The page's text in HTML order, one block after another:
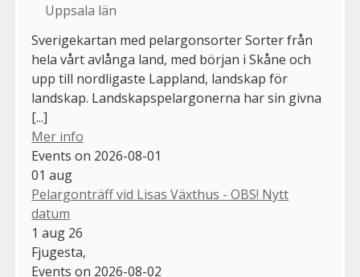
Uppsala län
Sverigekartan med pelargonsorter Sorter från
hela vårt avlånga land, med början i Skåne och
upp till nordligaste Lappland, landskap för
landskap. Landskapspelargonerna har sin givna
[...]
Mer info
Events on 2026-08-01
01 aug
Pelargonträff vid Lisas Växthus - OBS! Nytt
datum
1 aug 26
Fjugesta,
Events on 2026-08-02